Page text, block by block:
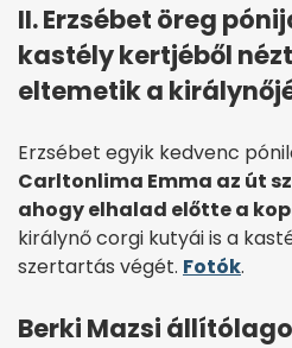
II. Erzsébet öreg
kastély kertjéből
eltemetik a
Erzsébet egyik kedvenc
Carltonlima Emma az út
ahogy elhalad előtte a
királynő corgi kutyái is a
szertartás végét. Fotók.
Berki Mazsi